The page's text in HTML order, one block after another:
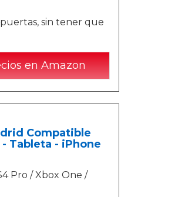
sin tener que
en Amazon
Compatible
Tableta - iPhone
Pro / Xbox One /